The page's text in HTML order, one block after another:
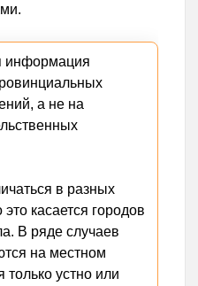
а не на
в разных
касается городов
В ряде случаев
на местном
только устно или